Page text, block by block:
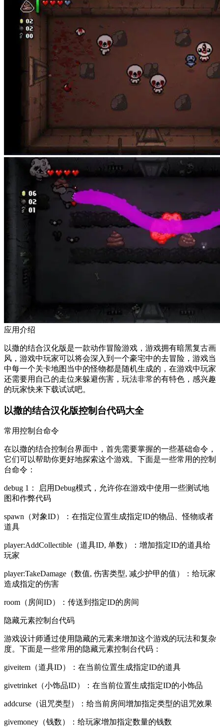
应用介绍
以撒的结合汉化版是一款动作冒险游戏，游戏拥有暗黑复古画
风，游戏中玩家可以将会深入到一个豪宅中的去冒险，游戏当
中每一个关卡地图当中的怪物都是随机生成的，在游戏中玩家
还需要用自己的走位来躲避伤害，玩法非常的有特色，感兴趣
的玩家快来下载试试吧。
以撒的结合汉化版控制台代码大全
常用控制台命令
在以撒的结合控制台界面中，首先需要掌握的一些基础命令，
它们可以帮助你更好地探索这个游戏。下面是一些常用的控制
台命令：
debug 1： 启用Debug模式，允许你在游戏中使用一些测试地
图和作弊代码
spawn（对象ID）：在指定位置生成指定ID的物品、怪物或者
道具
player:AddCollectible（道具ID, 单数）：增加指定ID的道具给
玩家
player:TakeDamage（数值, 伤害类型, 减少护甲的值）：给玩家
造成指定的伤害
room（房间ID）：传送到指定ID的房间
隐藏元素控制台代码
游戏设计师通过使用隐藏的元素来增加这个游戏的玩法和复杂
度。下面是一些常用的隐藏元素控制台代码：
giveitem（道具ID）：在当前位置生成指定ID的道具
givetrinket（小饰品ID）：在当前位置生成指定ID的小饰品
addcurse（诅咒类型）：给当前房间增加指定类型的诅咒效果
givemoney（钱数）：给玩家增加指定数量的钱数